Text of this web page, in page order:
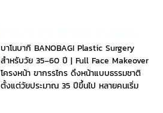
บาโนบากิ BANOBAGI Plastic Surgery
สำหรับวัย 35–60 ปี | Full Face Makeover
โครงหน้า ขากรรไกร ดึงหน้าแบบธรรมชาติ
ตั้งแต่วัยประมาณ 35 ปีขึ้นไป หลายคนเริ่ม